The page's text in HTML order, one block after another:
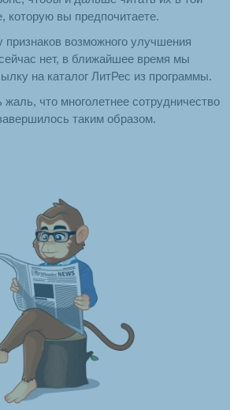
которую вы предпочитаете.
признаков возможного улучшения
нет, в ближайшее время мы
на каталог ЛитРес из программы.
что многолетнее сотрудничество
таким образом.